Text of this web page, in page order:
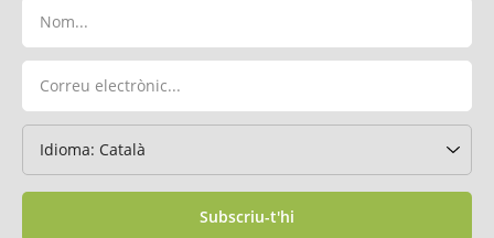
Subscriu-t'hi